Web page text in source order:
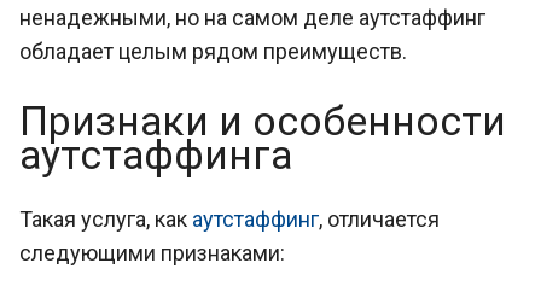
ненадежными, но на самом деле аутстаффинг
обладает целым рядом преимуществ.
Признаки и особенности
аутстаффинга
Такая услуга, как аутстаффинг, отличается
следующими признаками: